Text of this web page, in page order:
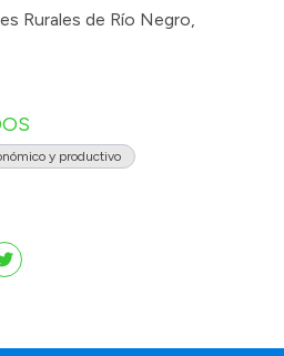
Rurales de Río Negro,
y productivo